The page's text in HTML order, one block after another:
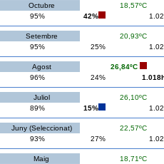
Octubre 18,57ºC
95%
42%
Setembre 20,93ºC
95%
25%
Agost 26,84ºC
96%
24%
Juliol 26,10ºC
89%
15%
Juny (Seleccionat) 22,57ºC
93%
27%
Maig 18,71ºC